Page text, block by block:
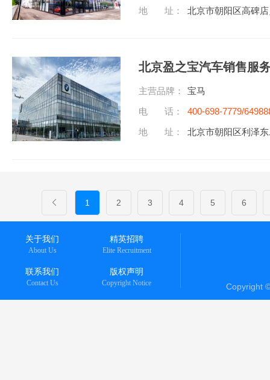
地 址： 北京市朝阳区高碑
北京盈之宝汽车销售服
主营品牌：
宝马
电 话：
400-698-7779/
地 址：
北京市朝阳区利泽
1 2 3 4 5 6
关于我们
About Us
精英招聘
Elite Recruitment
联系我们
Contact Us
版权声明
Copyright Notice Copyright